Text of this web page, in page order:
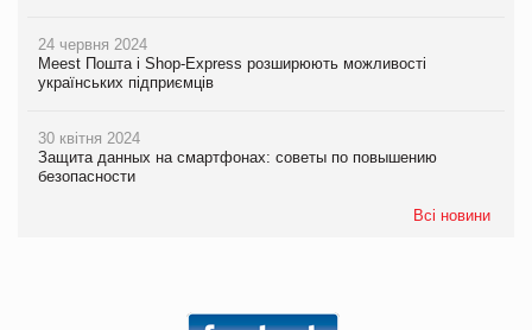
24 червня 2024
Meest Пошта і Shop-Express розширюють можливості
українських підприємців
30 квітня 2024
Защита данных на смартфонах: советы по повышению
безопасности
Всі новини